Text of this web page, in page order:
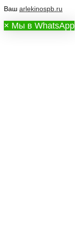
Ваш arlekinospb.ru
× Мы в WhatsApp